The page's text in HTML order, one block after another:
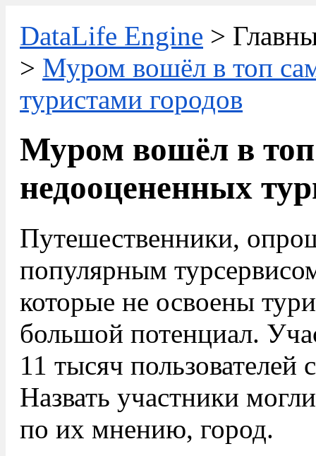
DataLife Engine >
> Муром вошёл в топ
туристами городов
Муром вошёл в
недооцененных
Путешественники,
популярным
которые не освоены
большой потенциал.
11 тысяч пользователей
Назвать участники
по их мнению, город.